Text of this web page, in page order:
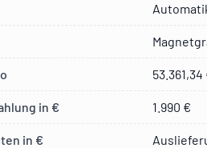
53.361,34
in € 1.990 €
in €